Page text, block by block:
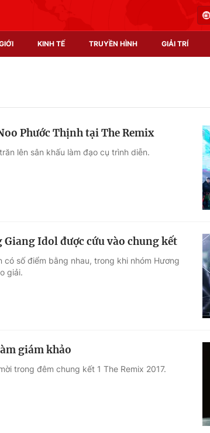
KINH TẾ TRUYỀN HÌNH GIẢI TRÍ
Học trực tuyến
Phước Thịnh tại The Remix
lên sân khấu làm đạo cụ trình diễn.
Giang Idol được cứu vào chung kết
có số điểm bằng nhau, trong khi nhóm Hương
giải.
giám khảo
trong đêm chung kết 1 The Remix 2017.